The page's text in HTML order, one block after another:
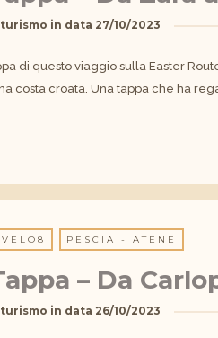
in data 27/10/2023
di questo viaggio sulla Easter
costa croata. Una tappa che ha
PESCIA - ATENE
– Da
in data 26/10/2023